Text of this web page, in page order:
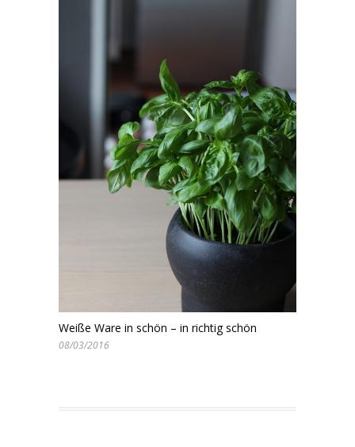
Weiße Ware in schön – in richtig schön
08/03/2016